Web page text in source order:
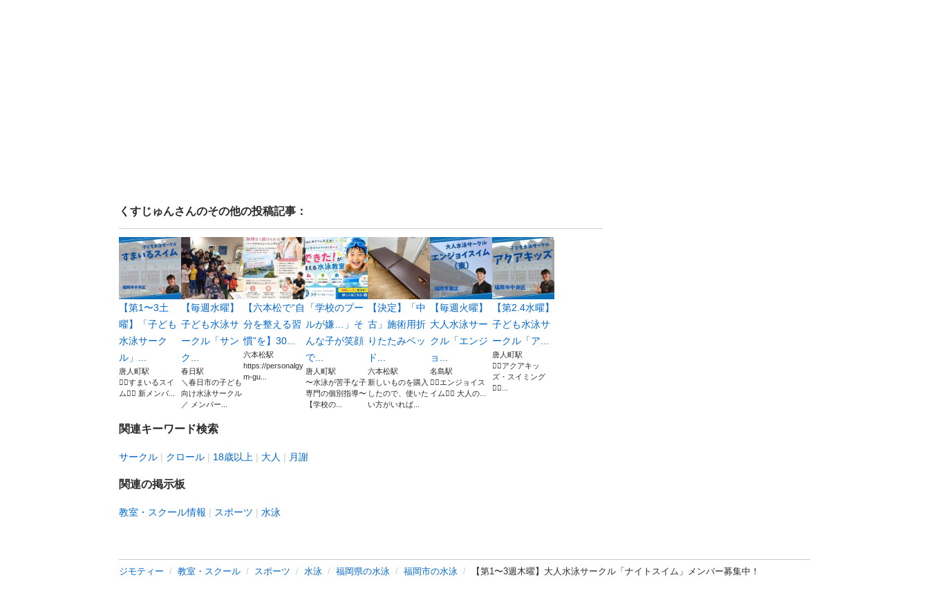
くすじゅんさんのその他の投稿記事：
【第1〜3土
曜】「子ども
水泳サーク
ル」...
唐人町駅
🏊‍♂️すまいるスイ
ム🏊‍♀️ 新メンバ...
【毎週水曜】
子ども水泳サ
ークル「サン
ク...
春日駅
＼春日市の子ども
向け水泳サークル
／ メンバー...
【六本松で“自
分を整える習
慣”を】30...
六本松駅
https://personalgy
m-gu...
「学校のプー
ルが嫌…」そ
んな子が笑顔
で...
唐人町駅
〜水泳が苦手な子
専門の個別指導〜
【学校の...
【決定】「中
古」施術用折
りたたみベッ
ド...
六本松駅
新しいものを購入
したので、使いた
い方がいれば...
【毎週火曜】
大人水泳サー
クル「エンジ
ョ...
名島駅
🏊‍♂️エンジョイス
イム🏊‍♀️ 大人の...
【第2.4水曜】
子ども水泳サ
ークル「ア...
唐人町駅
🏊‍♂️アクアキッ
ズ・スイミング
🏊‍♀️...
関連キーワード検索
サークル クロール 18歳以上 大人 月謝
関連の掲示板
教室・スクール情報 スポーツ 水泳
ジモティー 教室・スクール スポーツ 水泳 福岡県の水泳 福岡市の水泳 【第1〜3週木曜】大人水泳サークル「ナイトスイム」メンバー募集中！